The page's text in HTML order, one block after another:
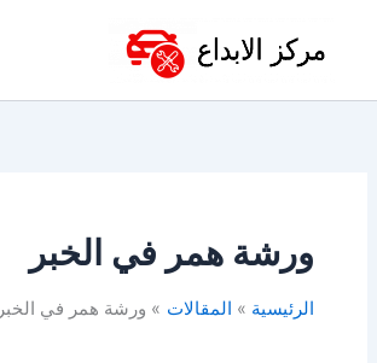
ورشة همر في الخبر
الرئيسية المقالات ورشة همر في الخبر